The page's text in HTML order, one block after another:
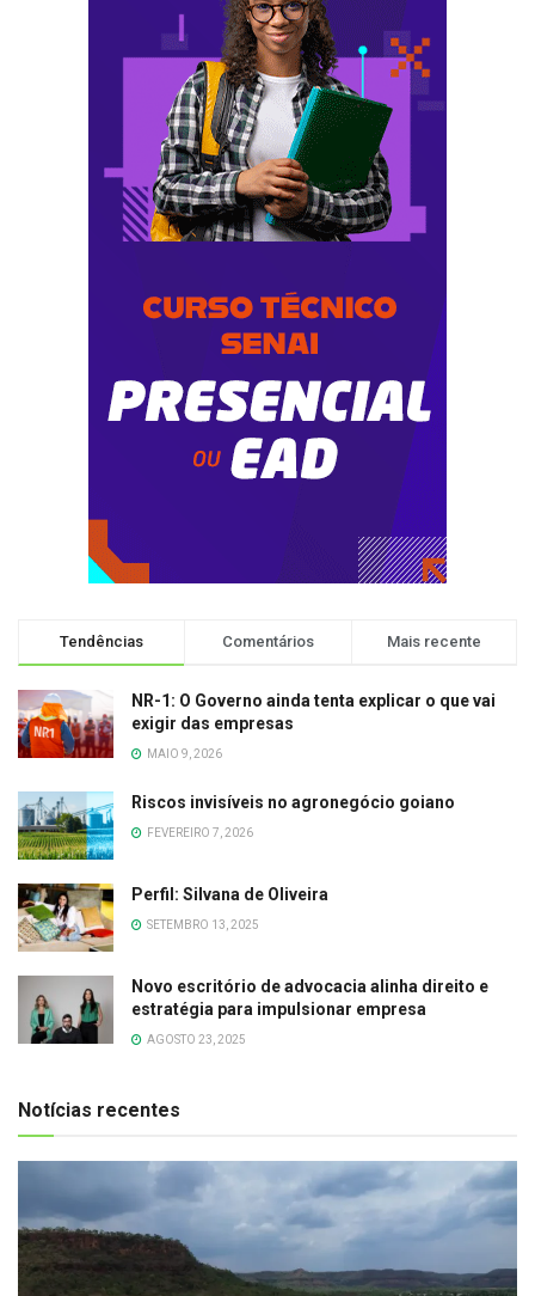
Tendências Comentários Mais recente
NR-1: O Governo ainda tenta explicar o que vai
exigir das empresas
MAIO 9, 2026
Riscos invisíveis no agronegócio goiano
FEVEREIRO 7, 2026
Perfil: Silvana de Oliveira
SETEMBRO 13, 2025
Novo escritório de advocacia alinha direito e
estratégia para impulsionar empresa
AGOSTO 23, 2025
Notícias recentes